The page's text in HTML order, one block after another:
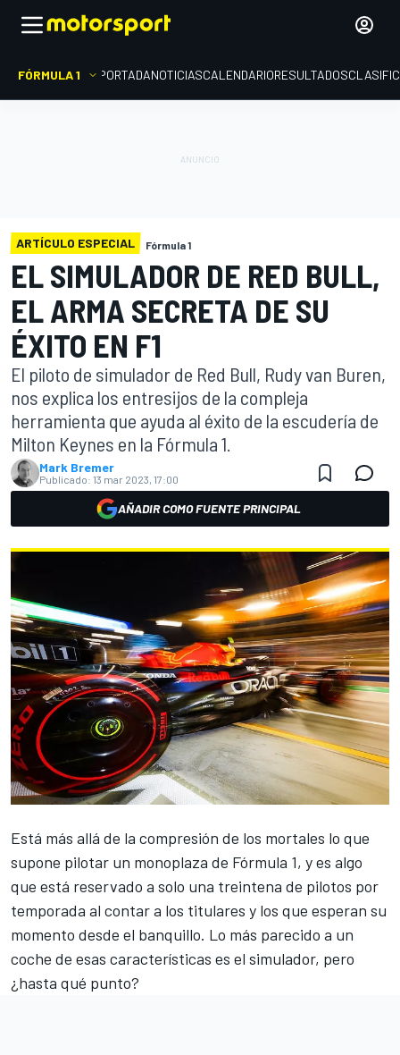
FÓRMULA 1 PORTADANOTICIASCALENDARIORESULTADOS
ARTÍCULO ESPECIAL Fórmula 1
EL SIMULADOR DE RED BULL,
EL ARMA SECRETA DE SU
ÉXITO EN F1
El piloto de simulador de Red Bull, Rudy van Buren,
nos explica los entresijos de la compleja
herramienta que ayuda al éxito de la escudería de
Milton Keynes en la Fórmula 1.
Mark Bremer
Publicado: 13 mar 2023, 17:00
AÑADIR COMO FUENTE PRINCIPAL
Está más allá de la compresión de los mortales lo que
supone pilotar un monoplaza de Fórmula 1, y es algo
que está reservado a solo una treintena de pilotos por
temporada al contar a los titulares y los que esperan su
momento desde el banquillo. Lo más parecido a un
coche de esas características es el simulador, pero
¿hasta qué punto?